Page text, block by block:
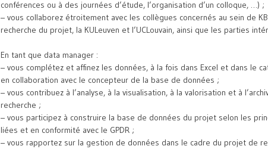
conférences ou à des journées d’étude, l’organisation d’un colloque, …) ;
– vous collaborez étroitement avec les collègues concernés au sein de
recherche du projet, la KULeuven et l’UCLouvain, ainsi que les parties
En tant que data manager :
– vous complétez et affinez les données, à la fois dans Excel et dans le
en collaboration avec le concepteur de la base de données ;
– vous contribuez à l’analyse, à la visualisation, à la valorisation et à
recherche ;
– vous participez à construire la base de données du projet selon les
liées et en conformité avec le GPDR ;
– vous rapportez sur la gestion de données dans le cadre du projet de